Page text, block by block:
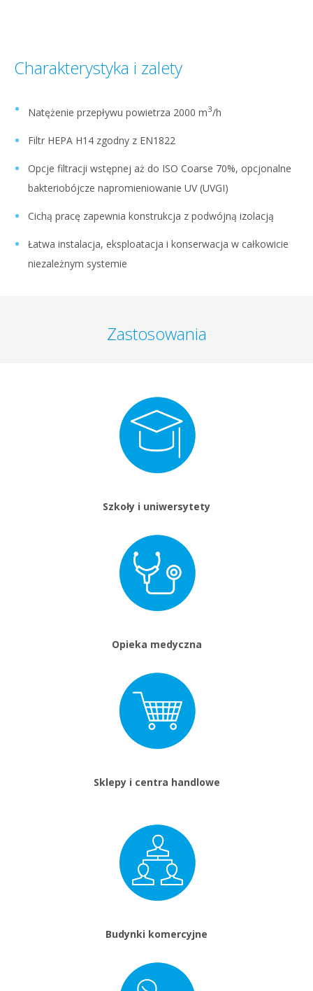
Charakterystyka i zalety
Natężenie przepływu powietrza 2000 m3/h
Filtr HEPA H14 zgodny z EN1822
Opcje filtracji wstępnej aż do ISO Coarse 70%, opcjonalne
bakteriobójcze napromieniowanie UV (UVGI)
Cichą pracę zapewnia konstrukcja z podwójną izolacją
Łatwa instalacja, eksploatacja i konserwacja w całkowicie
niezależnym systemie
Zastosowania
Szkoły i uniwersytety
Opieka medyczna
Sklepy i centra handlowe
Budynki komercyjne